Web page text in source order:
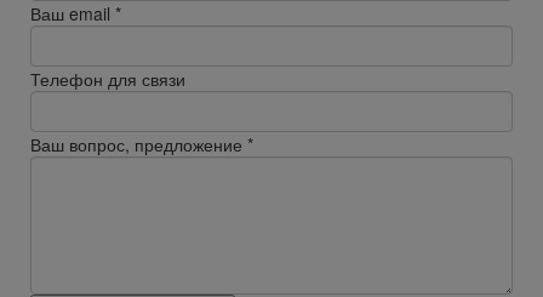
Ваш email *
Телефон для связи
Ваш вопрос, предложение *